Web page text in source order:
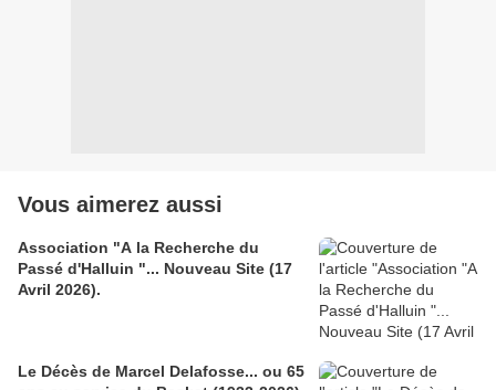
Vous aimerez aussi
Association "A la Recherche du
Passé d'Halluin "... Nouveau Site (17
Avril 2026).
Le Décès de Marcel Delafosse... ou 65